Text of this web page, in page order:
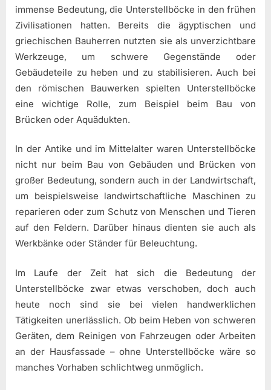
immense Bedeutung, die Unterstellböcke in den frühen
Zivilisationen hatten. Bereits die ägyptischen und
griechischen Bauherren nutzten sie als unverzichtbare
Werkzeuge, um schwere Gegenstände oder
Gebäudeteile zu heben und zu stabilisieren. Auch bei
den römischen Bauwerken spielten Unterstellböcke
eine wichtige Rolle, zum Beispiel beim Bau von
Brücken oder Aquädukten.
In der Antike und im Mittelalter waren Unterstellböcke
nicht nur beim Bau von Gebäuden und Brücken von
großer Bedeutung, sondern auch in der Landwirtschaft,
um beispielsweise landwirtschaftliche Maschinen zu
reparieren oder zum Schutz von Menschen und Tieren
auf den Feldern. Darüber hinaus dienten sie auch als
Werkbänke oder Ständer für Beleuchtung.
Im Laufe der Zeit hat sich die Bedeutung der
Unterstellböcke zwar etwas verschoben, doch auch
heute noch sind sie bei vielen handwerklichen
Tätigkeiten unerlässlich. Ob beim Heben von schweren
Geräten, dem Reinigen von Fahrzeugen oder Arbeiten
an der Hausfassade – ohne Unterstellböcke wäre so
manches Vorhaben schlichtweg unmöglich.